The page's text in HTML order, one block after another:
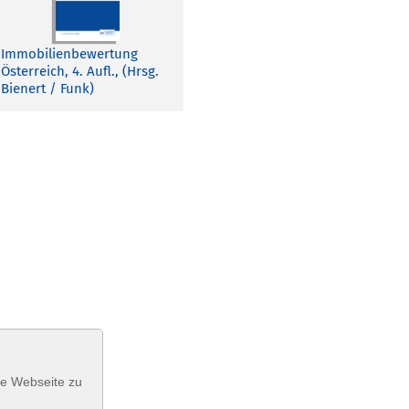
Immobilienbewertung
Österreich, 4. Aufl., (Hrsg.
Bienert / Funk)
Webseite zu